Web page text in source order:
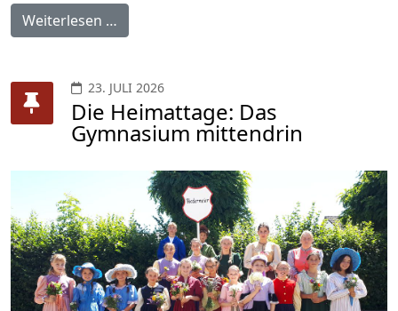
Weiterlesen …
23. JULI 2026
Die Heimattage: Das
Gymnasium mittendrin